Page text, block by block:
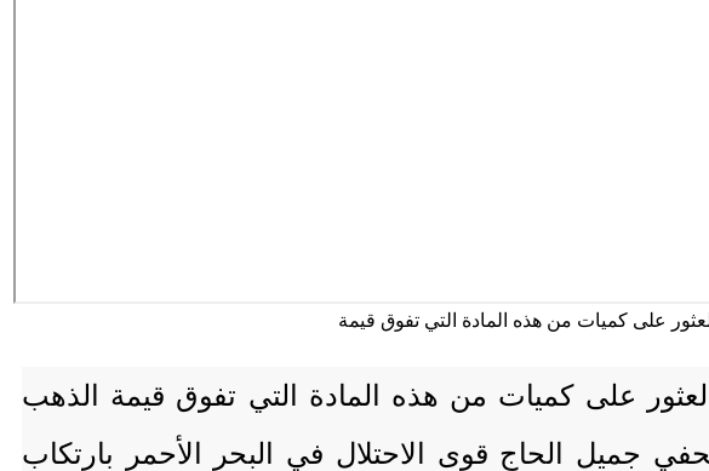
على كميات من هذه المادة التي تفوق قيمة الذهب
جميل الحاج قوى الاحتلال في البحر الأحمر بارتكاب